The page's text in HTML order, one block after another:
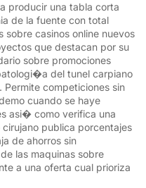
producir una tabla corta
de la fuente con total
sobre casinos online nuevos
que destacan por su
sobre promociones
del tunel carpiano
competiciones sin
cuando se haye
asi� como verifica una
publica porcentajes
de ahorros sin
las maquinas sobre
a una oferta cual prioriza